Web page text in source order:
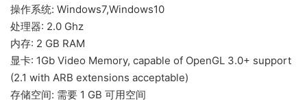
操作系统: Windows7,Windows10
处理器: 2.0 Ghz
内存: 2 GB RAM
显卡: 1Gb Video Memory, capable of OpenGL 3.0+ support
(2.1 with ARB extensions acceptable)
存储空间: 需要 1 GB 可用空间